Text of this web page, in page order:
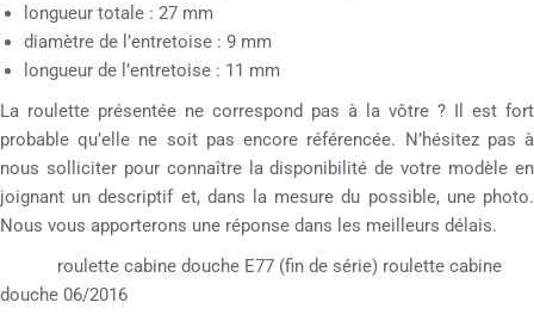
longueur totale : 27 mm
diamètre de l’entretoise : 9 mm
longueur de l’entretoise : 11 mm
La roulette présentée ne correspond pas à la vôtre ? Il est fort
probable qu’elle ne soit pas encore référencée. N’hésitez pas à
nous solliciter pour connaître la disponibilité de votre modèle en
joignant un descriptif et, dans la mesure du possible, une photo.
Nous vous apporterons une réponse dans les meilleurs délais.
roulette cabine douche E77 (fin de série) roulette cabine
douche 06/2016